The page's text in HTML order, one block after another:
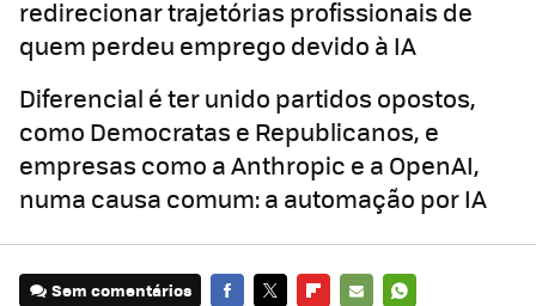
redirecionar trajetórias profissionais de
quem perdeu emprego devido à IA
Diferencial é ter unido partidos opostos,
como Democratas e Republicanos, e
empresas como a Anthropic e a OpenAI,
numa causa comum: a automação por IA
Sem comentários